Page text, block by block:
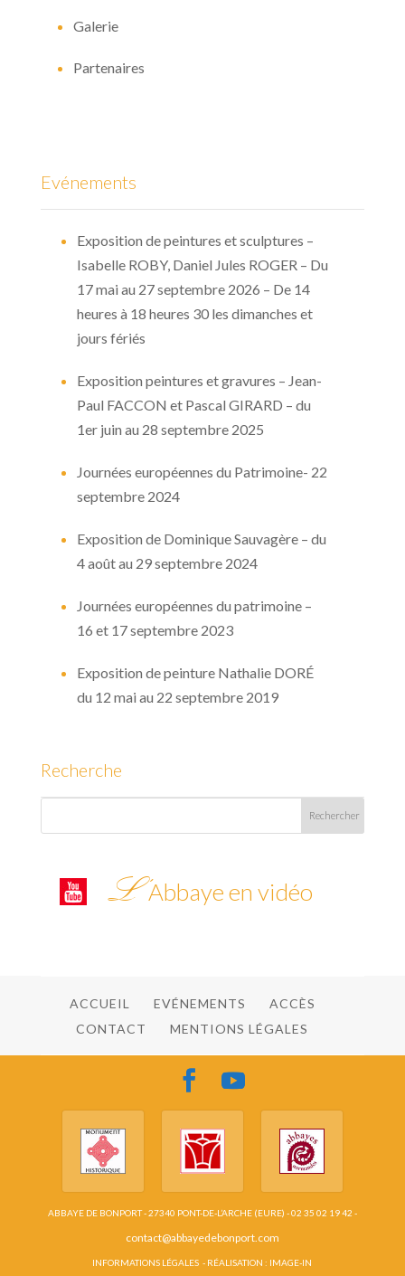
Galerie
Partenaires
Evénements
Exposition de peintures et sculptures –
Isabelle ROBY, Daniel Jules ROGER – Du
17 mai au 27 septembre 2026 – De 14
heures à 18 heures 30 les dimanches et
jours fériés
Exposition peintures et gravures – Jean-
Paul FACCON et Pascal GIRARD – du
1er juin au 28 septembre 2025
Journées européennes du Patrimoine- 22
septembre 2024
Exposition de Dominique Sauvagère – du
4 août au 29 septembre 2024
Journées européennes du patrimoine –
16 et 17 septembre 2023
Exposition de peinture Nathalie DORÉ
du 12 mai au 22 septembre 2019
Recherche
L’Abbaye en vidéo
ACCUEIL EVÉNEMENTS
ACCÈS
CONTACT
MENTIONS LÉGALES
ABBAYE DE BONPORT - 27340 PONT-DE-L’ARCHE (EURE) - 02 35 02 19 42 -
contact@abbayedebonport.com
INFORMATIONS LÉGALES - RÉALISATION : IMAGE-IN